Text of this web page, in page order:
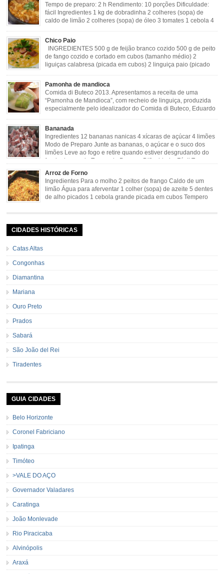
Tempo de preparo: 2 h Rendimento: 10 porções Dificuldade:
fácil Ingredientes 1 kg de dobradinha 2 colheres (sopa) de
caldo de limão 2 colheres (sopa) de óleo 3 tomates 1 cebola 4
gosto Modo de Preparo: Lavar muito bem a dobradinha com limão. Deixar de
molho […]
Chico Paio
INGREDIENTES 500 g de feijão branco cozido 500 g de peito
de fango cozido e cortado em cubos (tamanho médio) 2
liguiças calabresa (picada em cubos) 2 linguiça paio (picado
verde 2 dentes de alho amassado 3 colheres de óleo 2 […]
Pamonha de mandioca
Comida di Buteco 2013. Apresentamos a receita de uma
“Pamonha de Mandioca”, com recheio de linguiça, produzida
especialmente pelo idealizador do Comida di Buteco, Eduardo
cebola picadinha 100gr de mandioca crua ralada e espremida 1 colher café
de manteiga 35ml de leite Palha de milho verde 1 […]
Bananada
Ingredientes 12 bananas nanicas 4 xícaras de açúcar 4 limões
Modo de Preparo Junte as bananas, o açúcar e o suco dos
limões Leve ao fogo e retire quando estiver desgrudando do
fundo da panela Tempo de Preparo Dificuldade: Fácil Tempo
de Preparo: 40 minutos http://eusoumineirouaiso.com.br/culinaria-
mineira/bananada#tempo-de-preparo
Arroz de Forno
Ingredientes Para o molho 2 peitos de frango Caldo de um
limão Água para aferventar 1 colher (sopa) de azeite 5 dentes
de alho picados 1 cebola grande picada em cubos Tempero
pele e sem sementes 1 pitada de noz moscada Salsa e cebolinha Pimenta
CIDADES HISTÓRICAS
Catas Altas
Congonhas
Diamantina
Mariana
Ouro Preto
Prados
Sabará
São João del Rei
Tiradentes
GUIA CIDADES
Belo Horizonte
Coronel Fabriciano
Ipatinga
Timóteo
>VALE DO AÇO
Governador Valadares
Caratinga
João Monlevade
Rio Piracicaba
Alvinópolis
Araxá